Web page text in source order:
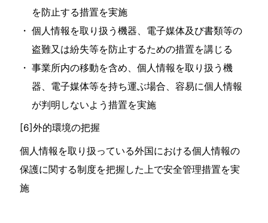
を防止する措置を実施
個人情報を取り扱う機器、電子媒体及び書類等の
盗難又は紛失等を防止するための措置を講じる
事業所内の移動を含め、個人情報を取り扱う機
器、電子媒体等を持ち運ぶ場合、容易に個人情報
が判明しないよう措置を実施
[6]外的環境の把握
個人情報を取り扱っている外国における個人情報の
保護に関する制度を把握した上で安全管理措置を実
施